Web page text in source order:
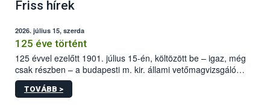
Friss hírek
2026. július 15, szerda
125 éve történt
125 évvel ezelőtt 1901. július 15-én, költözött be – igaz, még
csak részben – a budapesti m. kir. állami vetőmagvizsgáló
állomás a Kis Rókus utca 15. szám alatti, Czigler Győző által
tervezett új épületébe.
TOVÁBB >